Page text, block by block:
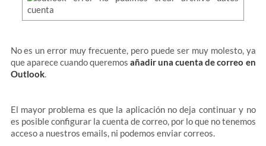
No es un error muy frecuente, pero puede ser muy molesto, ya
que aparece cuando queremos añadir una cuenta de correo en
Outlook.
El mayor problema es que la aplicación no deja continuar y no
es posible configurar la cuenta de correo, por lo que no tenemos
acceso a nuestros emails, ni podemos enviar correos.